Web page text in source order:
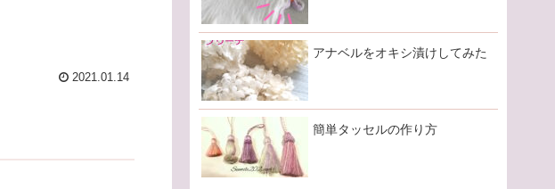
2021.01.14
アナベルをオキシ漬けしてみた
簡単タッセルの作り方